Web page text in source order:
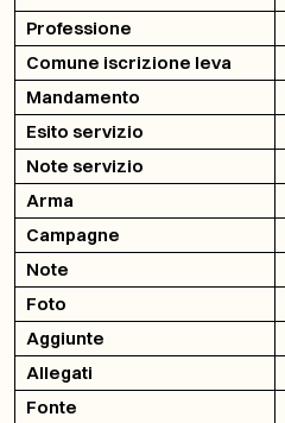
Professione
Comune iscrizione leva
Mandamento
Esito servizio
Note servizio
Arma
Campagne
Note
Foto
Aggiunte
Allegati
Fonte